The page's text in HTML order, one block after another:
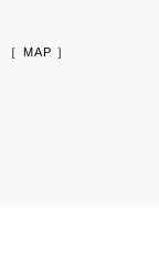
［ MAP ］